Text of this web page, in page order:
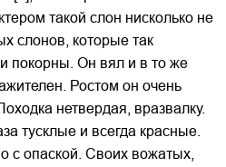
такой слон нисколько не
слонов, которые так
покорны. Он вял и в то же
Ростом он очень
нетвердая, вразвалку.
тусклые и всегда красные.
с опаской. Своих вожатых,